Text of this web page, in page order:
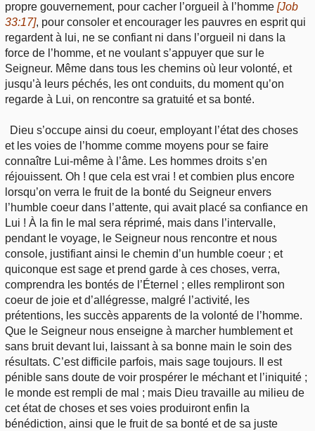
propre gouvernement, pour cacher l’orgueil à l’homme [Job
33:17], pour consoler et encourager les pauvres en esprit qui
regardent à lui, ne se confiant ni dans l’orgueil ni dans la
force de l’homme, et ne voulant s’appuyer que sur le
Seigneur. Même dans tous les chemins où leur volonté, et
jusqu’à leurs péchés, les ont conduits, du moment qu’on
regarde à Lui, on rencontre sa gratuité et sa bonté.
Dieu s’occupe ainsi du coeur, employant l’état des choses
et les voies de l’homme comme moyens pour se faire
connaître Lui-même à l’âme. Les hommes droits s’en
réjouissent. Oh ! que cela est vrai ! et combien plus encore
lorsqu’on verra le fruit de la bonté du Seigneur envers
l’humble coeur dans l’attente, qui avait placé sa confiance en
Lui ! À la fin le mal sera réprimé, mais dans l’intervalle,
pendant le voyage, le Seigneur nous rencontre et nous
console, justifiant ainsi le chemin d’un humble coeur ; et
quiconque est sage et prend garde à ces choses, verra,
comprendra les bontés de l’Éternel ; elles rempliront son
coeur de joie et d’allégresse, malgré l’activité, les
prétentions, les succès apparents de la volonté de l’homme.
Que le Seigneur nous enseigne à marcher humblement et
sans bruit devant lui, laissant à sa bonne main le soin des
résultats. C’est difficile parfois, mais sage toujours. Il est
pénible sans doute de voir prospérer le méchant et l’iniquité ;
le monde est rempli de mal ; mais Dieu travaille au milieu de
cet état de choses et ses voies produiront enfin la
bénédiction, ainsi que le fruit de sa bonté et de sa juste